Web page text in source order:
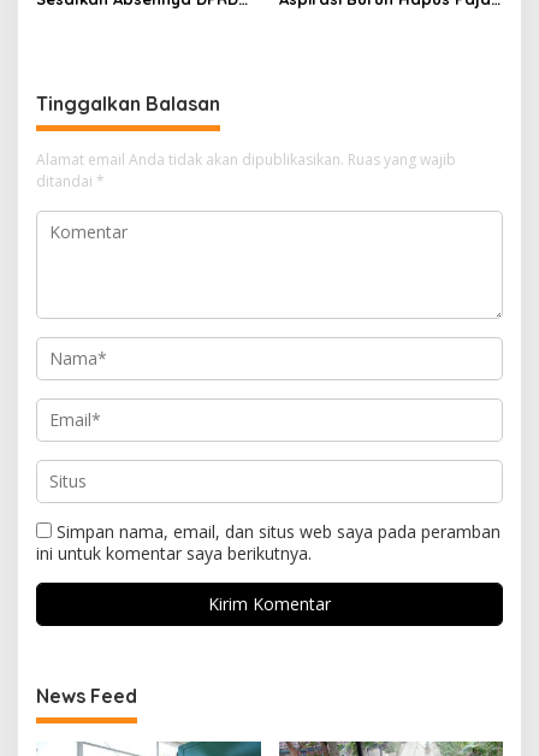
Tinggalkan Balasan
Alamat email Anda tidak akan dipublikasikan. Ruas yang wajib
ditandai *
Simpan nama, email, dan situs web saya pada peramban
ini untuk komentar saya berikutnya.
News Feed